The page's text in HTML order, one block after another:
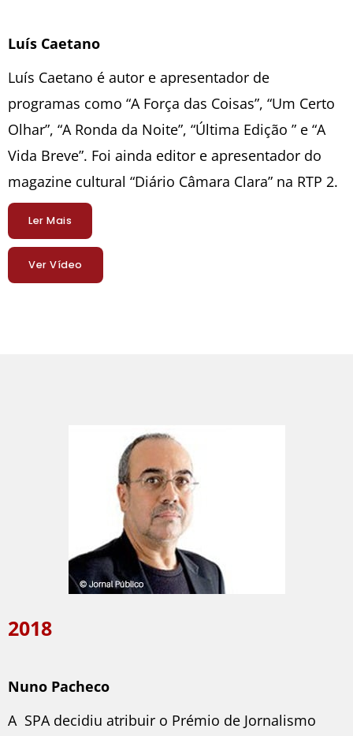
Luís Caetano
Luís Caetano é autor e apresentador de
programas como “A Força das Coisas”, “Um Certo
Olhar”, “A Ronda da Noite”, “Última Edição ” e “A
Vida Breve”. Foi ainda editor e apresentador do
magazine cultural “Diário Câmara Clara” na RTP 2.
Ler Mais
Ver Vídeo
2018
Nuno Pacheco
A SPA decidiu atribuir o Prémio de Jornalismo